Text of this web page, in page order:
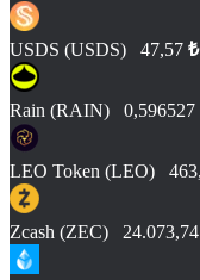
USDS (USDS) 47,57 ₺
Rain (RAIN) 0,596527
LEO Token (LEO)
Zcash (ZEC) 24.073,74